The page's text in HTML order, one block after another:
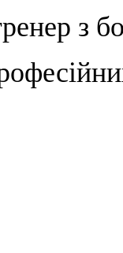
з